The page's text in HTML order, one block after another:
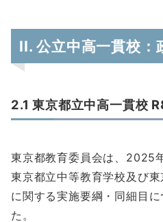
II. 公立中高一貫校：
2.1 東京都立中高一貫校
東京都教育委員会は、2025
東京都立中等教育学校及び
に関する実施要綱・同細目
た。